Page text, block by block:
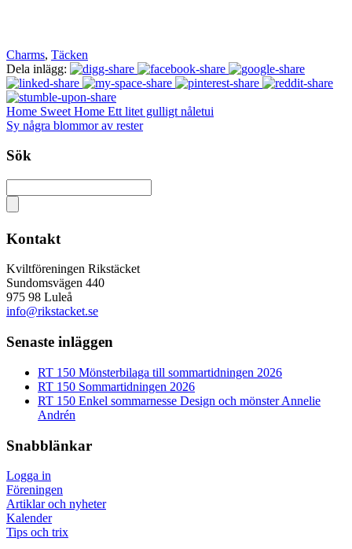
Charms, Täcken
Dela inlägg:
Home Sweet Home Ett litet gulligt nåletui
Sy några blommor av rester
Sök
Kontakt
Kviltföreningen Rikstäcket
Sundomsvägen 440
975 98 Luleå
info@rikstacket.se
Senaste inläggen
RT 150 Mönsterbilaga till sommartidningen 2026
RT 150 Sommartidningen 2026
RT 150 Enkel sommarnesse Design och mönster Annelie
Andrén
Snabblänkar
Logga in
Föreningen
Artiklar och nyheter
Kalender
Tips och trix